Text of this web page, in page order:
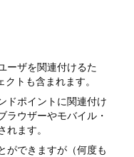
ーザを関連付けるた
トも含まれます。
ドポイントに関連付け
ラウザーやモバイル・
ます。
ができますが（何度も